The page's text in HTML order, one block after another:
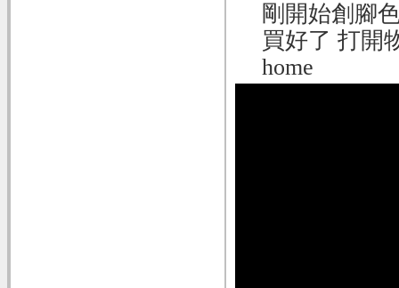
剛開始創腳
買好了 打開
home